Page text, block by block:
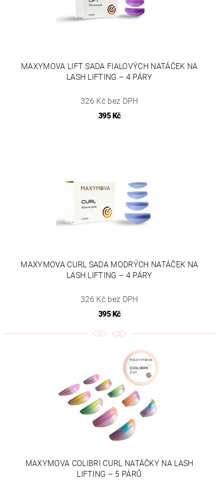
MAXYMOVA LIFT SADA FIALOVÝCH NATÁČEK NA
LASH LIFTING – 4 PÁRY
326 Kč bez DPH
395 Kč
MAXYMOVA CURL SADA MODRÝCH NATÁČEK NA
LASH LIFTING – 4 PÁRY
326 Kč bez DPH
395 Kč
MAXYMOVA COLIBRI CURL NATÁČKY NA LASH
LIFTING – 5 PÁRŮ